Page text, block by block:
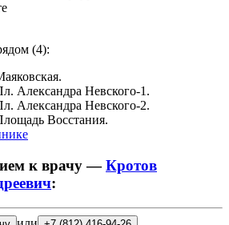
(4):
.
Александра Невского-1 .
Александра Невского-2.
Восстания.
к врачу —Кротов
: